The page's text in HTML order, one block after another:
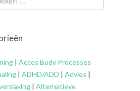
| Acces Body Processes
| ADHD/ADD | Advies |
| Alternatieve